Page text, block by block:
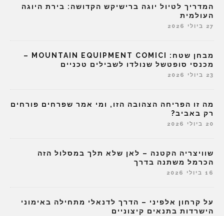
המדריך לטיול יוגה ברישיקש הקדושה: בירת היוגה
העולמית
27 ביולי 2026
מבחן שטח: MOUNTAIN EQUIPMENT COMICI –
מכנסי סופטשל שנולדו לשבילים טכניים
23 ביולי 2026
מה זו הפריחה הצהובה הזו, ומי אמר שפרחים פורחים
רק באביב?
20 ביולי 2026
שוויצריה הקטנה – לאן שלא תלך במסלול הזה
הכרמל משתנה בדרך
16 ביולי 2026
על קרחון אלפיני – הדרך לדנאלי מתחילה באימוני
הישרדות בתנאים קיצוניים